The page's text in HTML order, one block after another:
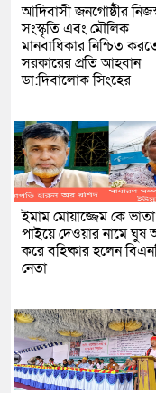
আদিবাসী জনগোষ্ঠীর
সংস্কৃতি এবং মৌলিক
মানবাধিকার নিশ্চিত
সরকারের প্রতি আহবান
ডা:দিবালোক সিংহের
ইমাম মোয়াজ্জেম কে ভাতা
পাইয়ে দেওয়ার নামে ঘুষ
করে বহিষ্কার হলেন
নেতা